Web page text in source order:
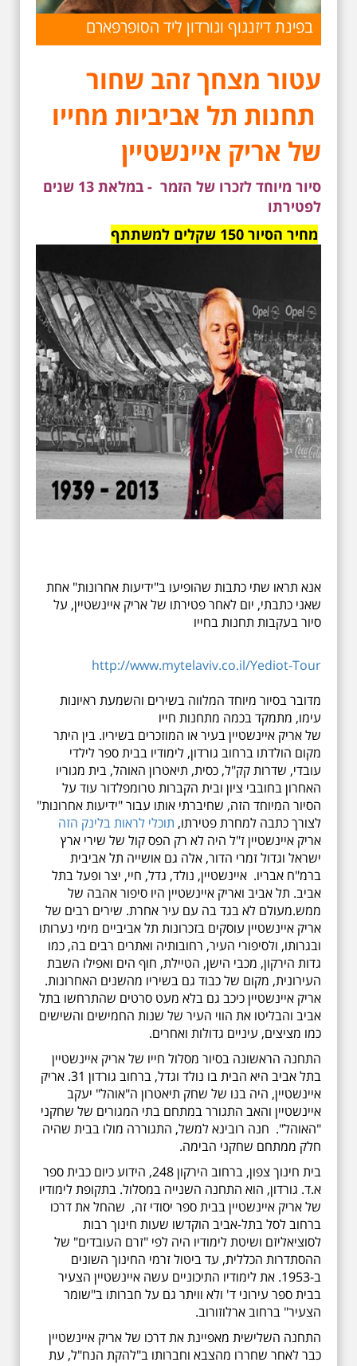
בפינת דיזנגוף וגורדון ליד הסופרפארם
עטור מצחך זהב שחור
תחנות תל אביביות מחייו
של אריק איינשטיין
סיור מיוחד לזכרו של הזמר - במלאת 13 שנים
לפטירתו
מחיר הסיור 150 שקלים למשתתף
אנא תראו שתי כתבות שהופיעו ב"ידיעות אחרונות" אחת
שאני כתבתי, יום לאחר פטירתו של אריק איינשטיין, על
סיור בעקבות תחנות בחייו
http://www.mytelaviv.co.il/Yediot-Tour
מדובר בסיור מיוחד המלווה בשירים והשמעת ראיונות
עימו, מתמקד בכמה מתחנות חייו
שלאריק איינשטייןבעיר או המוזכרים בשיריו. בין היתר
מקום הולדתו ברחוב גורדון, לימודיו בבית ספר לילדי
עובדי, שדרות קק"ל, כסית, תיאטרון האוהל, בית מגוריו
האחרון בחובבי ציון ובית הקברות טרומפלדור עוד על
הסיור המיוחד הזה, שחיברתי אותו עבור "ידיעות אחרונות"
לצורך כתבה למחרת פטירתו, תוכלי לראות בלינק הזה
אריק איינשטיין ז"ל היה לא רק הפס קול של שירי ארץ
ישראל וגדול זמרי הדור, אלה גם אושייה תל אביבית
ברמ"ח אבריו. איינשטיין, נולד, גדל, חיי, יצר ופעל בתל
אביב. תל אביב ואריק איינשטיין היו סיפור אהבה של
ממש.מעולם לא בגד בה עם עיר אחרת. שירים רבים של
אריק איינשטיין עוסקים בזכרונות תל אביביים מימי נערותו
ובגרותו, ולסיפורי העיר, רחובותיה ואתרים רבים בה, כמו
גדות הירקון, מכבי הישן, הטיילת, חוף הים ואפילו השבת
העירונית, מקום של כבוד גם בשיריו מהשנים האחרונות.
אריק איינשטיין כיכב גם בלא מעט סרטים שהתרחשו בתל
אביב והבליטו את הווי העיר של שנות החמישים והשישים
כמו מציצים, עיניים גדולות ואחרים.
התחנה הראשונה בסיור מסלול חייו של אריק איינשטיין
בתל אביב היא הבית בו נולד וגדל, ברחוב גורדון 31. אריק
איינשטיין, היה בנו של שחק תיאטרון ה"אוהל" יעקב
איינשטיין והאב התגורר במתחם בתי המגורים של שחקני
"האוהל". חנה רובינא למשל, התגוררה מולו בבית שהיה
חלק ממתחם שחקני הבימה.
בית חינוך צפון, ברחוב הירקון 248, הידוע כיום כבית ספר
א.ד. גורדון, הוא התחנה השנייה במסלול. בתקופת לימודיו
של אריק איינשטיין בבית ספר יסודי זה, שהחל את דרכו
ברחוב לסל בתל-אביב הוקדשו שעות חינוך רבות
לסוציאליזם ושיטת לימודיו היה לפי "זרם העובדים" של
ההסתדרות הכללית, עד ביטול זרמי החינוך השונים
ב-1953. את לימודיו התיכוניים עשה איינשטיין הצעיר
בבית ספר עירוני ד' ולא וויתר גם על חברותו ב"שומר
הצעיר" ברחוב ארלוזורוב.
התחנה השלישית מאפיינת את דרכו של אריק איינשטיין
כבר לאחר שחררו מהצבא וחברותו ב"להקת הנח"ל, עת